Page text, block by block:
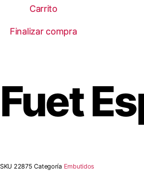
Carrito
Finalizar compra
Carrito
Finalizar compra
Fuet
SKU 22875Categoría Embutidos